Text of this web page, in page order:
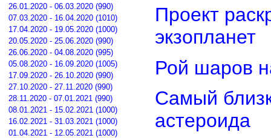
26.01.2020 - 06.03.2020 (990)
07.03.2020 - 16.04.2020 (1010)
17.04.2020 - 19.05.2020 (1000)
20.05.2020 - 25.06.2020 (990)
26.06.2020 - 04.08.2020 (995)
05.08.2020 - 16.09.2020 (1005)
17.09.2020 - 26.10.2020 (990)
27.10.2020 - 27.11.2020 (990)
28.11.2020 - 07.01.2021 (990)
08.01.2021 - 15.02.2021 (1000)
16.02.2021 - 31.03.2021 (1000)
01.04.2021 - 12.05.2021 (1000)
Проект
экзопланет
Рой шаров
Самый
астероида